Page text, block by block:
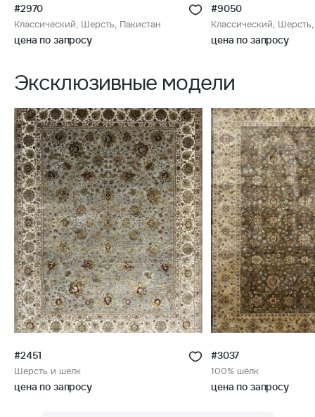
#2970
Классический, Шерсть, Пакистан
цена по запросу
#9050
Классический,
цена по запросу
Эксклюзивные модели
#2451
Шерсть и шелк
цена по запросу
#3037
100% шёлк
цена по запросу